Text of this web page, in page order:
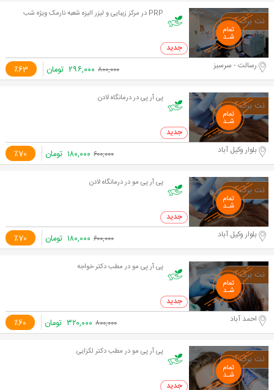
PRP در مرکز زیبایی و لیزر الیزه شعبه نارمک ویژه شب
0 خرید
٪63 رسالت - سرسبز ۸۰۰,۰۰۰ ۲۹۶,۰۰۰ تومان
پی آر پی در درمانگاه لادن
0 خرید
٪70 بلوار وکیل آباد ۶۰۰,۰۰۰ ۱۸۰,۰۰۰ تومان
پی آر پی مو در درمانگاه لادن
0 خرید
٪70 بلوار وکیل آباد ۶۰۰,۰۰۰ ۱۸۰,۰۰۰ تومان
پی آر پی مو در مطب دکتر خواجه
0 خرید
٪60 احمد آباد ۸۰۰,۰۰۰ ۳۲۰,۰۰۰ تومان
پی آر پی مو در مطب دکتر لکزایی
0 خرید